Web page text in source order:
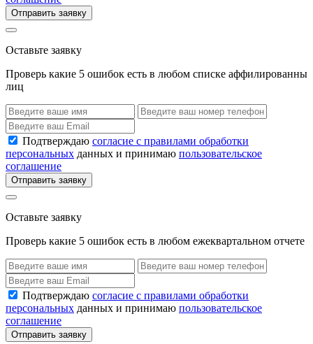
Отправить заявку
Оставьте заявку
Проверь какие 5 ошибок есть в любом списке аффилированны
лиц
Подтверждаю согласие с правилами обработки
персональных данных и принимаю пользовательское
соглашение
Отправить заявку
Оставьте заявку
Проверь какие 5 ошибок есть в любом ежеквартальном отчете
Подтверждаю согласие с правилами обработки
персональных данных и принимаю пользовательское
соглашение
Отправить заявку